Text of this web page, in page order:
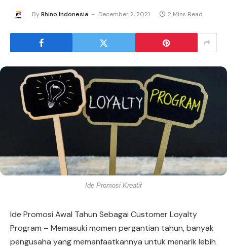
ByRhino Indonesia December 2, 2021 2 Mins Read
Ide Promosi Kreatif
Ide Promosi Awal Tahun Sebagai Customer Loyalty
Program – Memasuki momen pergantian tahun, banyak
pengusaha yang memanfaatkannya untuk menarik lebih